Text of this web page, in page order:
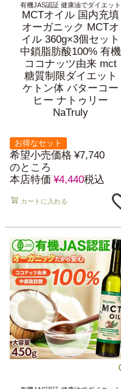
有機JAS認証 健康油でダイエット
MCTオイル 国内充填
オーガニック MCTオ
イル 360g×3個セット
中鎖脂肪酸100% 有機
ココナッツ由来 mct
糖質制限ダイエット
ケトン体 バターコー
ヒー ナトゥリー
NaTruly
お得なセット
希望小売価格 ¥7,740
のところ
本店特価 ¥4,440税込
カートに入れる